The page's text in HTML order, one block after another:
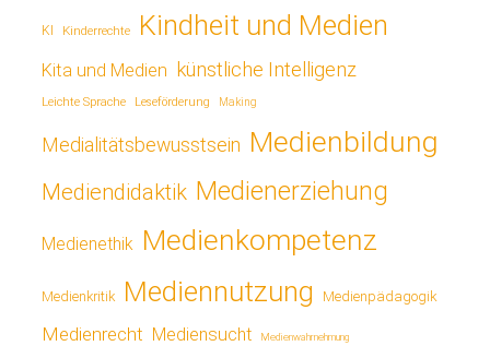
KI Kinderrechte Kindheit und Medien
Kita und Medien künstliche Intelligenz
Leichte Sprache Leseförderung Making
Medialitätsbewusstsein Medienbildung
Mediendidaktik Medienerziehung
Medienethik Medienkompetenz
Medienkritik Mediennutzung Medienpädagogik
Medienrecht Mediensucht Medienwahrnehmung